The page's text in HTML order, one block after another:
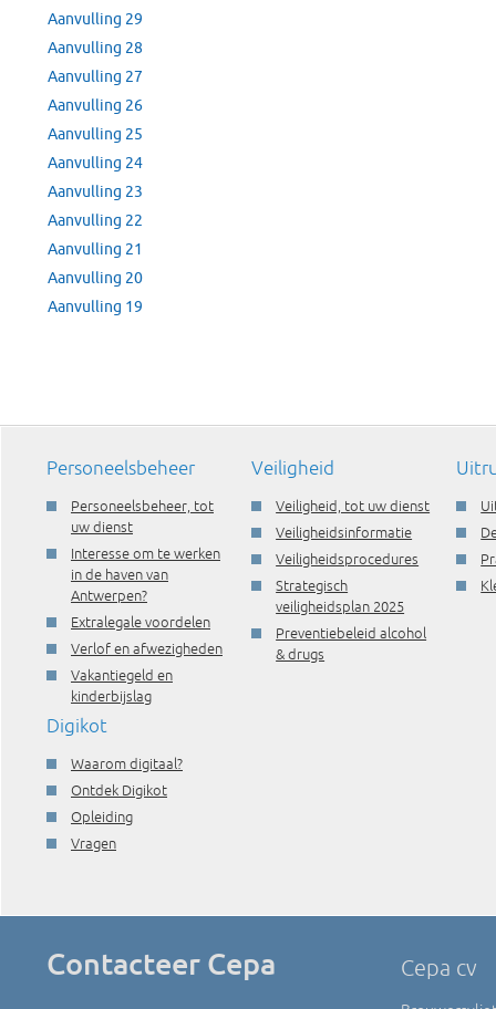
Aanvulling 29
Aanvulling 28
Aanvulling 27
Aanvulling 26
Aanvulling 25
Aanvulling 24
Aanvulling 23
Aanvulling 22
Aanvulling 21
Aanvulling 20
Aanvulling 19
Personeelsbeheer
Personeelsbeheer, tot
uw dienst
Interesse om te werken
in de haven van
Antwerpen?
Extralegale voordelen
Verlof en afwezigheden
Vakantiegeld en
kinderbijslag
Veiligheid
Veiligheid, tot uw dienst
Veiligheidsinformatie
Veiligheidsprocedures
Strategisch
veiligheidsplan 2025
Preventiebeleid alcohol
& drugs
Digikot
Waarom digitaal?
Ontdek Digikot
Opleiding
Vragen
Contacteer Cepa Cepa cv